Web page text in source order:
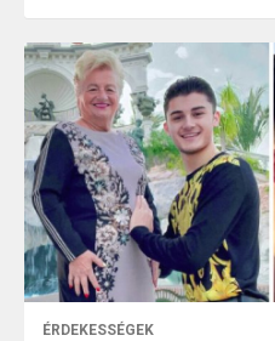
ÉRDEKESSÉGEK